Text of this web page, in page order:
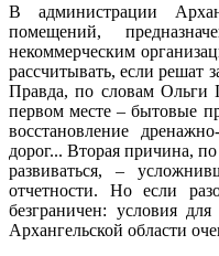
В администрации
помещений,
некоммерческим
рассчитывать, если решат
Правда, по словам Ольги
первом месте – бытовые
восстановление
дорог... Вторая причина,
развиваться, –
отчетности. Но если
безграничен: условия
Архангельской области